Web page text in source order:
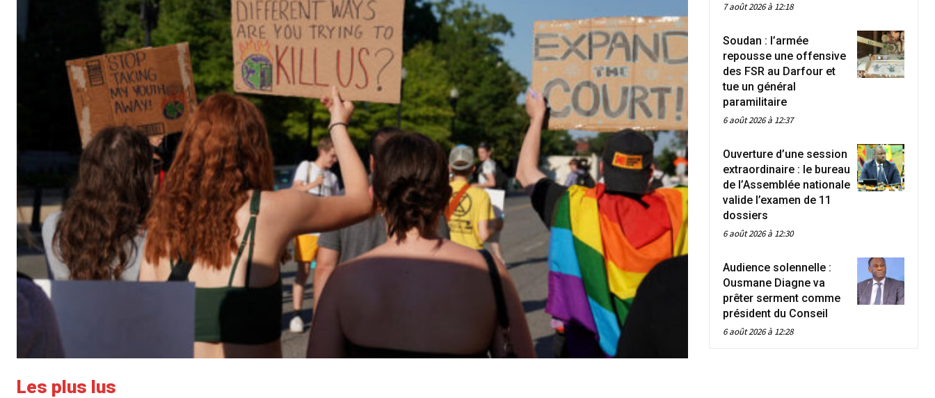
Les plus lus
7 août 2026 à 12:18
Soudan : l’armée
repousse une offensive
des FSR au Darfour et
tue un général
paramilitaire
6 août 2026 à 12:37
Ouverture d’une session
extraordinaire : le bureau
de l’Assemblée nationale
valide l’examen de 11
dossiers
6 août 2026 à 12:30
Audience solennelle :
Ousmane Diagne va
prêter serment comme
président du Conseil
6 août 2026 à 12:28